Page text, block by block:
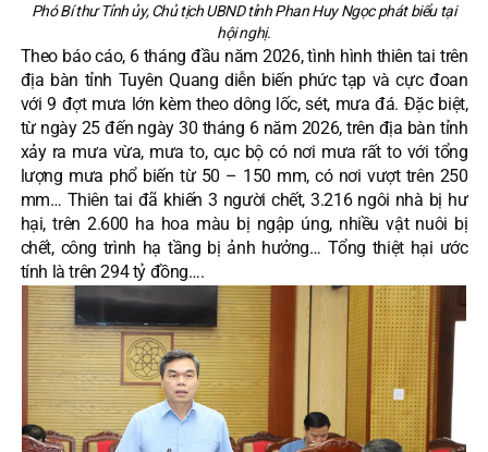
Phó Bí thư Tỉnh ủy, Chủ tịch UBND tỉnh Phan Huy Ngọc phát biểu tại
hội nghị.
Theo báo cáo, 6 tháng đầu năm 2026, tình hình thiên tai trên
địa bàn tỉnh Tuyên Quang diễn biến phức tạp và cực đoan
với 9 đợt mưa lớn kèm theo dông lốc, sét, mưa đá. Đặc biệt,
từ ngày 25 đến ngày 30 tháng 6 năm 2026, trên địa bàn tỉnh
xảy ra mưa vừa, mưa to, cục bộ có nơi mưa rất to với tổng
lượng mưa phổ biến từ 50 – 150 mm, có nơi vượt trên 250
mm… Thiên tai đã khiến 3 người chết, 3.216 ngôi nhà bị hư
hại, trên 2.600 ha hoa màu bị ngập úng, nhiều vật nuôi bị
chết, công trình hạ tầng bị ảnh hưởng… Tổng thiệt hại ước
tính là trên 294 tỷ đồng….